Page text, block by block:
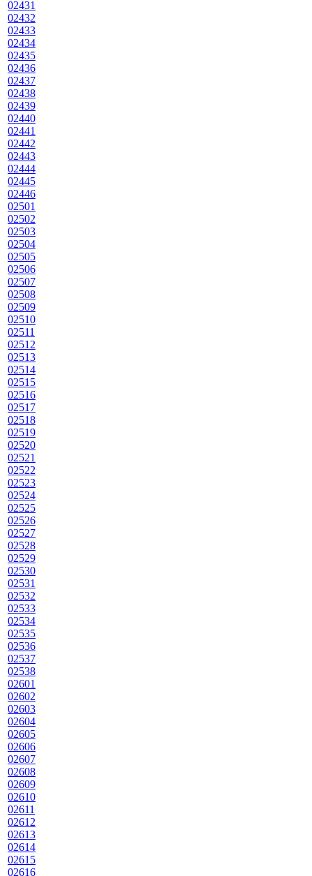
02431
02432
02433
02434
02435
02436
02437
02438
02439
02440
02441
02442
02443
02444
02445
02446
02501
02502
02503
02504
02505
02506
02507
02508
02509
02510
02511
02512
02513
02514
02515
02516
02517
02518
02519
02520
02521
02522
02523
02524
02525
02526
02527
02528
02529
02530
02531
02532
02533
02534
02535
02536
02537
02538
02601
02602
02603
02604
02605
02606
02607
02608
02609
02610
02611
02612
02613
02614
02615
02616